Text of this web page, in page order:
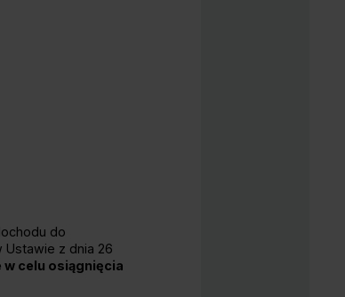
do
Ustawie z dnia 26
celu osiągnięcia